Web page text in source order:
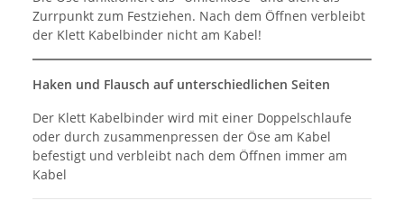
Zurrpunkt zum Festziehen. Nach dem Öffnen verbleibt
der Klett Kabelbinder nicht am Kabel!
Haken und Flausch auf unterschiedlichen Seiten
Der Klett Kabelbinder wird mit einer Doppelschlaufe
oder durch zusammenpressen der Öse am Kabel
befestigt und verbleibt nach dem Öffnen immer am
Kabel